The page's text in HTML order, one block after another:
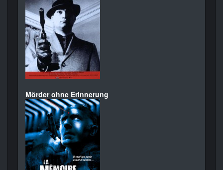
Mörder ohne Erinnerung